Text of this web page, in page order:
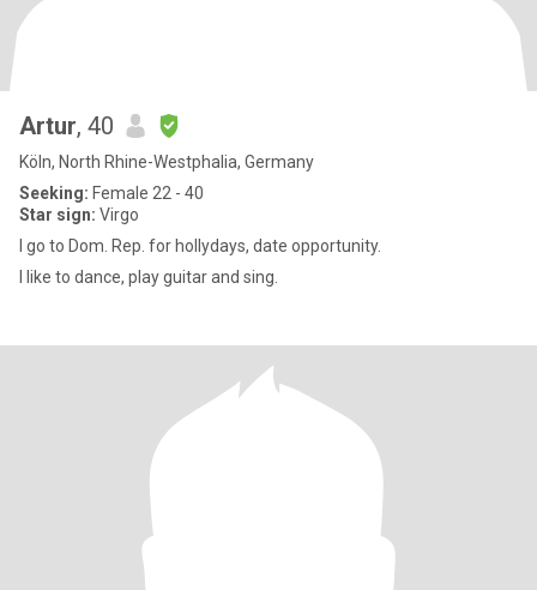
Artur, 40
Köln, North Rhine-Westphalia, Germany
Seeking: Female 22 - 40
Star sign: Virgo
I go to Dom. Rep. for hollydays, date opportunity.
I like to dance, play guitar and sing.